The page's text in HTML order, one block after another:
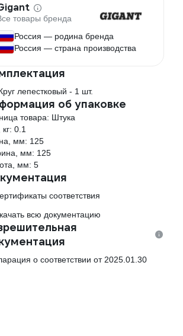
товары бренда
Россия — родина бренда
Россия — страна производства
лепестковый - 1 шт.
об упаковке
товара: Штука
0.1
мм: 125
мм: 125
мм: 5
соответствия
всю документацию
о соответствии от 2025.01.30